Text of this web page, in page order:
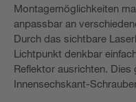
Montagemöglichkeiten
anpassbar an
Durch das sichtbare
Lichtpunkt denkbar
Reflektor ausrichten. Dies
Innensechskant-